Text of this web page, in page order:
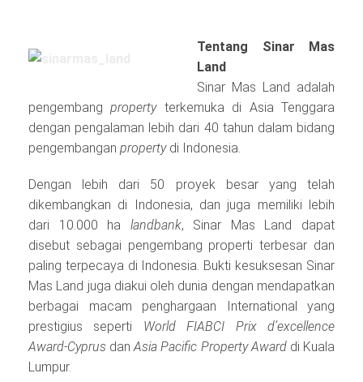
Tentang Sinar Mas
Land
Sinar Mas Land adalah
pengembangpropertyterkemuka di Asia Tenggara
dengan pengalaman lebih dari 40 tahun dalam bidang
pengembangan property di Indonesia.
Dengan lebih dari 50 proyek besar yang telah
dikembangkan di Indonesia, dan juga memiliki lebih
dari 10.000 ha landbank, Sinar Mas Land dapat
disebut sebagai pengembang properti terbesar dan
paling terpecaya di Indonesia. Bukti kesuksesan Sinar
Mas Land juga diakui oleh dunia dengan mendapatkan
berbagai macam penghargaan International yang
prestigius seperti World FIABCI Prix d’excellence
Award-Cyprus danAsia Pacific Property Awarddi Kuala
Lumpur.